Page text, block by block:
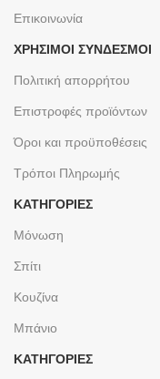
Επικοινωνία
ΧΡΉΣΙΜΟΙ ΣΎΝΔΕΣΜΟΙ
Πολιτική απορρήτου
Επιστροφές προϊόντων
Όροι και προϋποθέσεις
Τρόποι Πληρωμής
ΚΑΤΗΓΟΡΙΕΣ
Μόνωση
Σπίτι
Κουζίνα
Μπάνιο
ΚΑΤΗΓΟΡΙΕΣ